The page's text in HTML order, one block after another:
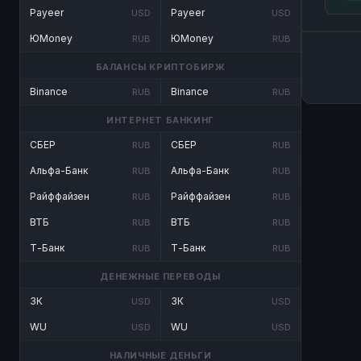
Payeer USD
ЮMoney RUB
Payeer USD
ЮMoney RUB
БАЛАНСЫ КРИПТОБИРЖ
Binance RUB Binance RUB
ИНТЕРНЕТ БАНКИНГ
СБЕР RUB
Альфа-Банк RUB
Райффайзен RUB
ВТБ RUB
Т-Банк RUB
СБЕР RUB
Альфа-Банк RUB
Райффайзен RUB
ВТБ RUB
Т-Банк RUB
ДЕНЕЖНЫЕ ПЕРЕВОДЫ
ЗК USD
WU USD
ЗК USD
WU USD
НАЛИЧНЫЕ ДЕНЬГИ